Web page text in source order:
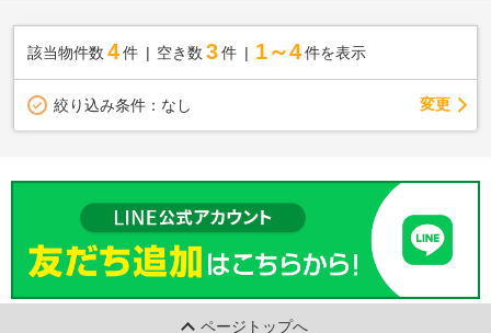
該当物件数 4件 空き数 3 件 1～4 件を表示
絞り込み条件： なし 変更
ページトップへ